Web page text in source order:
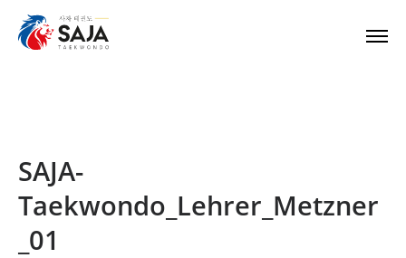
SAJA-
Taekwondo_Lehrer_Metzner
_01